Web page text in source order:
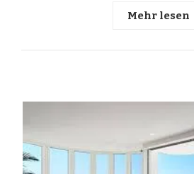
Mehr lesen